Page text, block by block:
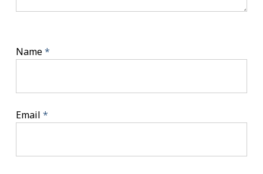
Name*
Email *